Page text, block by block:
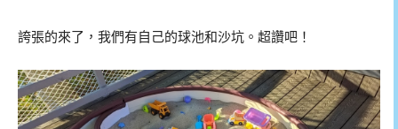
誇張的來了，我們有自己的球池和沙坑。超讚吧！